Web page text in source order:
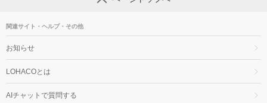
関連サイト・ヘルプ・その他
お知らせ
LOHACOとは
AIチャットで質問する